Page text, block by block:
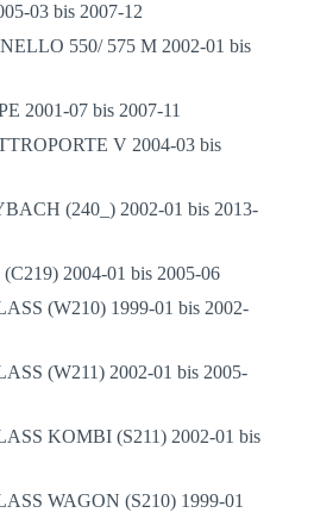
03 bis 2007-12
550/ 575 M 2002-01 bis
2001-07 bis 2007-11
V 2004-03 bis
(240_) 2002-01 bis 2013-
2004-01 bis 2005-06
(W210) 1999-01 bis 2002-
(W211) 2002-01 bis 2005-
KOMBI (S211) 2002-01 bis
WAGON (S210) 1999-01